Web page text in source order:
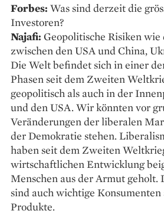
Forbes: Was sind derzeit die
Investoren?
Najafi: Geopolitische Risiken
zwischen den USA und China,
Die Welt befindet sich in einer
Phasen seit dem Zweiten
geopolitisch als auch in der
und den USA. Wir könnten vor
Veränderungen der liberalen
der Demokratie stehen.
haben seit dem Zweiten
wirtschaftlichen Entwicklung
Menschen aus der Armut geholt.
sind auch wichtige
Produkte.